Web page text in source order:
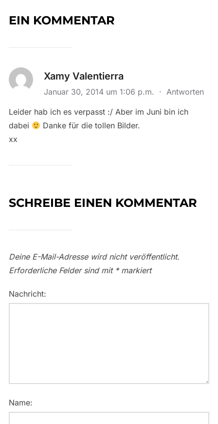
EIN KOMMENTAR
Xamy Valentierra
Januar 30, 2014 um 1:06 p.m. · Antworten
Leider hab ich es verpasst :/ Aber im Juni bin ich
dabei
Danke für die tollen Bilder.
xx
SCHREIBE EINEN KOMMENTAR
Deine E-Mail-Adresse wird nicht veröffentlicht.
Erforderliche Felder sind mit *markiert
Nachricht:
Name: